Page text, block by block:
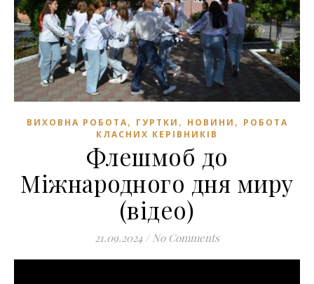
ВИХОВНА РОБОТА, ГУРТКИ , НОВИНИ , РОБОТА
КЛАСНИХ КЕРІВНИКІВ
Флешмоб до
Міжнародного дня миру
(відео)
21.09.2024 / No Comments